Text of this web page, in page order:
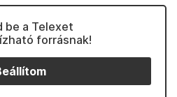
be a Telexet
forrásnak!